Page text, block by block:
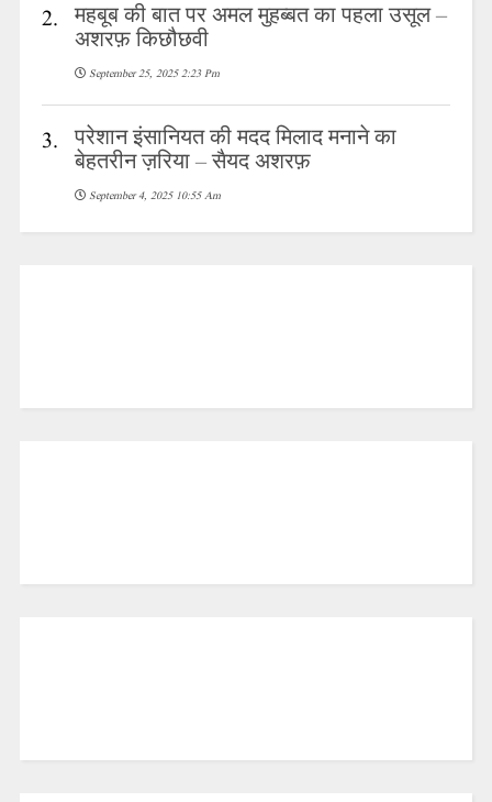
2. महबूब की बात पर अमल मुहब्बत का पहला उसूल –
अशरफ़ किछौछवी
September 25, 2025 2:23 Pm
3. परेशान इंसानियत की मदद मिलाद मनाने का
बेहतरीन ज़रिया – सैयद अशरफ़
September 4, 2025 10:55 Am